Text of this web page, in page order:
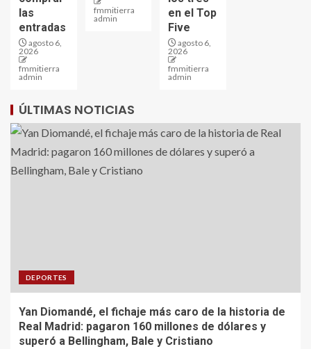
las
entradas
agosto 6,
2026
fmmitierra
admin
fmmitierra
admin
en el Top
Five
agosto 6,
2026
fmmitierra
admin
ÚLTIMAS NOTICIAS
DEPORTES
Yan Diomandé, el fichaje más caro de la historia de
Real Madrid: pagaron 160 millones de dólares y
superó a Bellingham, Bale y Cristiano